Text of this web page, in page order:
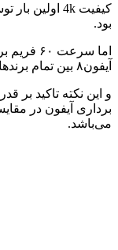
بود.
اما
آیفون۸ بین تمام برند‌های سازندگان گوشی رونمایی می‌شود.
و این نکته تاکید بر
برداری آیفون در
می‌باشد.